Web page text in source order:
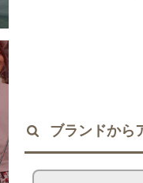
ブランドから